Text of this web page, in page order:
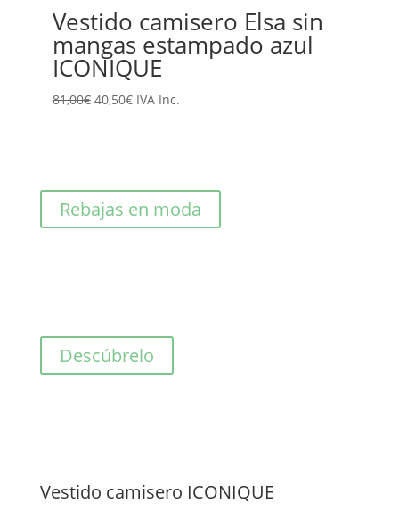
Vestido camisero Elsa sin
mangas estampado azul
ICONIQUE
81,00€ El
81,00€.
40,50€El
40,50€.
IVA Inc.
Rebajas en moda
Descúbrelo
Vestido camisero ICONIQUE